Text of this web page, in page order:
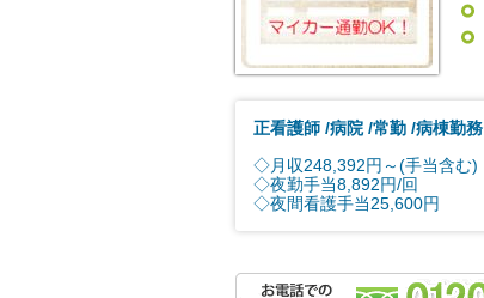
正看護師 病院 常勤 病棟勤務
◇月収248,392円～(手当含む)
◇夜勤手当8,892円/回
◇夜間看護手当25,600円